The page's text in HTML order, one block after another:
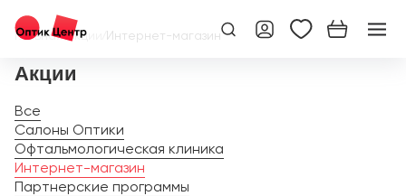
Главная/Акции Интернет-магазин
Акции
Все
Салоны Оптики
Офтальмологическая клиника
Интернет-магазин
Партнерские программы